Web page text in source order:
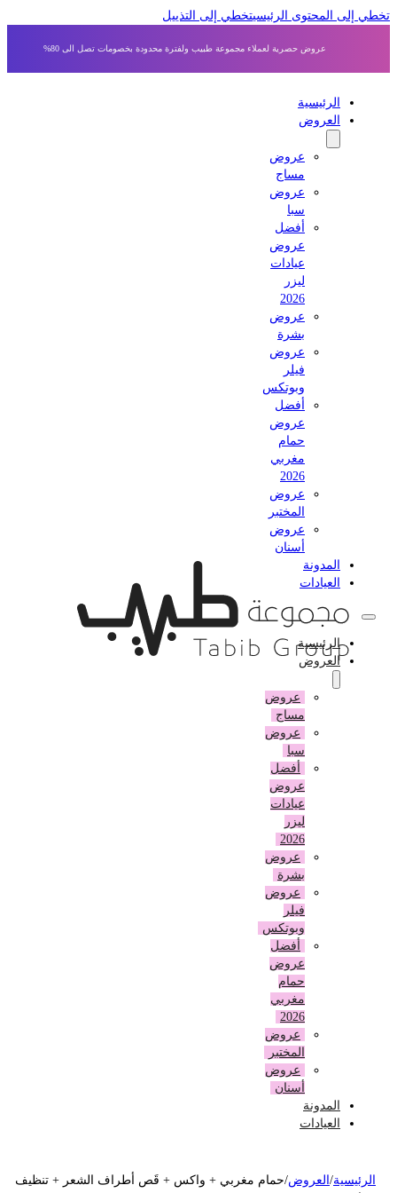
إلى المحتوى الرئيسي تخطي إلى التذييل
عروض حصرية لعملاء مجموعة طبيب ولفترة محدودة بخصومات تصل الى 80%
الرئيسية
العروض
عروض
مساج
عروض
أفضل
عروض
عيادات
عروض
بشرة
عروض
وبوتكس
أفضل
عروض
حمام
مغربي
عروض
المختبر
عروض
أسنان
المدونة
العيادات
الرئيسية
العروض
عروض
مساج
عروض
أفضل
عروض
عيادات
عروض
بشرة
عروض
وبوتكس
أفضل
عروض
حمام
مغربي
عروض
المختبر
عروض
أسنان
المدونة
العيادات
/العروض حمام مغربي + واكس + قَص أطراف الشعر + تنظيف